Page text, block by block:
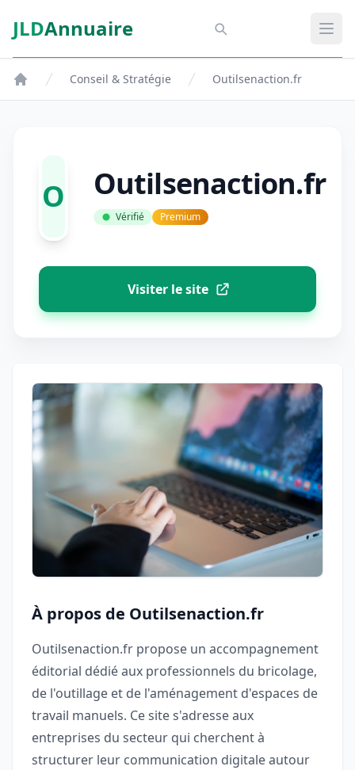
Aspect SDM
JLDAnnuaire
Conseil & Stratégie Outilsenaction.fr
O Outilsenaction.fr
Vérifié Premium
Visiter le site
À propos de Outilsenaction.fr
Outilsenaction.fr propose un accompagnement
éditorial dédié aux professionnels du bricolage,
de l'outillage et de l'aménagement d'espaces de
travail manuels. Ce site s'adresse aux
entreprises du secteur qui cherchent à
structurer leur communication digitale autour